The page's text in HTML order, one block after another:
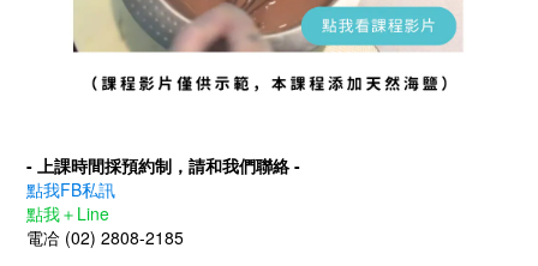
- 上課時間採預約制，請和我們聯絡 -
點我FB私訊
點我＋Line
電冾 (02) 2808-2185